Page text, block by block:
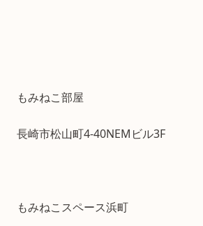
もみねこ部屋
長崎市松山町4-40NEMビル3F
もみねこスペース浜町